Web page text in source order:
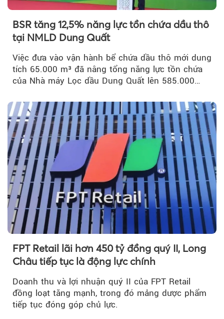
BSR tăng 12,5% năng lực tồn chứa dầu thô
tại NMLD Dung Quất
Việc đưa vào vận hành bể chứa dầu thô mới dung
tích 65.000 m³ đã nâng tổng năng lực tồn chứa
của Nhà máy Lọc dầu Dung Quất lên 585.000
FPT Retail lãi hơn 450 tỷ đồng quý II, Long
Châu tiếp tục là động lực chính
Doanh thu và lợi nhuận quý II của FPT Retail
đồng loạt tăng mạnh, trong đó mảng dược phẩm
tiếp tục đóng góp chủ lực.